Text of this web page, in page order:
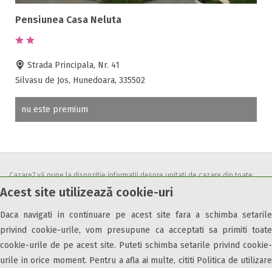
Acest site utilizează cookie-uri
Daca navigati in continuare pe acest site fara a schimba setarile
privind cookie-urile, vom presupune ca acceptati sa primiti toate
cookie-urile de pe acest site. Puteti schimba setarile privind cookie-
urile in orice moment. Pentru a afla ai multe, cititi Politica de utilizare
Acces bucatarie
Bar
Beauty center
Biliard
Cablu tv
Cutie de valori
Discoteca
Echitatie
Fax
Ferma proprie
Pensiunea Casa Neluta
Strada Principala, Nr. 41
Silvasu de Jos, Hunedoara, 335502
nu este premium
Cazare7 vă pune la dispozitie informatii despre unitati de cazare din toate
zonele turistice, oferte speciale, rezervari online.
condițiile